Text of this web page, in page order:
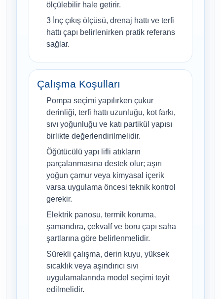
ölçülebilir hale getirir.
3 İnç çıkış ölçüsü, drenaj hattı ve terfi
hattı çapı belirlenirken pratik referans
sağlar.
Çalışma Koşulları
Pompa seçimi yapılırken çukur
derinliği, terfi hattı uzunluğu, kot farkı,
sıvı yoğunluğu ve katı partikül yapısı
birlikte değerlendirilmelidir.
Öğütücülü yapı lifli atıkların
parçalanmasına destek olur; aşırı
yoğun çamur veya kimyasal içerik
varsa uygulama öncesi teknik kontrol
gerekir.
Elektrik panosu, termik koruma,
şamandıra, çekvalf ve boru çapı saha
şartlarına göre belirlenmelidir.
Sürekli çalışma, derin kuyu, yüksek
sıcaklık veya aşındırıcı sıvı
uygulamalarında model seçimi teyit
edilmelidir.